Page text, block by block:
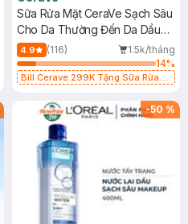
Sữa Rửa Mặt CeraVe Sạch Sâu
Cho Da Thường Đến Da Dầu
473ml
4.9 (116)
1.5k/tháng
14%
Bill Cerave 299K Tặng Sữa Rửa
-50 %